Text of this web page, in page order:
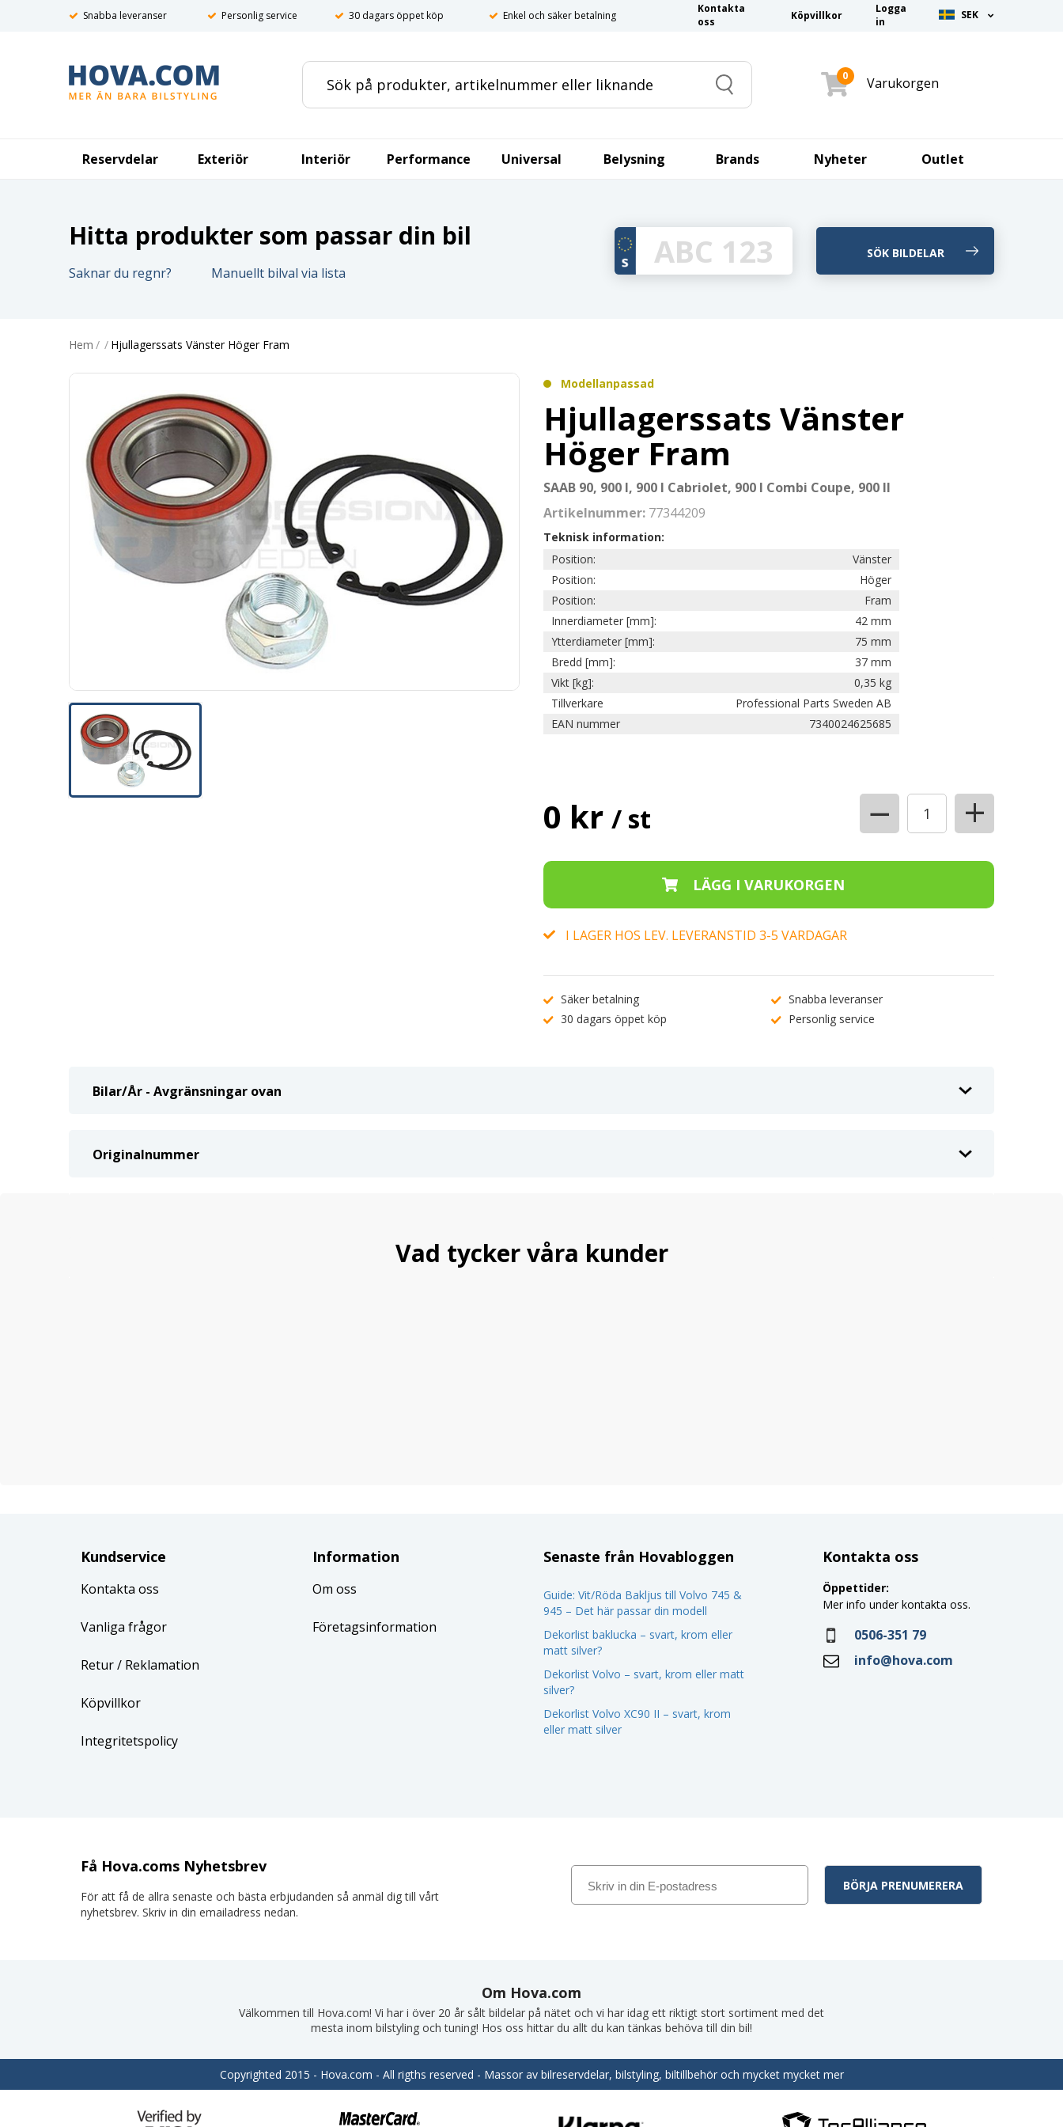
Snabba leveranser Personlig service 30 dagars öppet köp Enkel och säker betalning
Kontakta
oss
Köpvillkor
Logga
in
SEK
Search
0 Varukorgen
Reservdelar Exteriör Interiör Performance Universal Belysning Brands Nyheter Outlet
Hitta produkter som passar din bil
Saknar du regnr? Manuellt bilval via lista
Hem / / Hjullagerssats Vänster Höger Fram
Modellanpassad
Hjullagerssats Vänster
Höger Fram
SAAB 90, 900 I, 900 I Cabriolet, 900 I Combi Coupe, 900 II
Artikelnummer: 77344209
Teknisk information:
Position:
Vänster
Position:
Höger
Position:
Fram
Innerdiameter [mm]:
42 mm
Ytterdiameter [mm]:
75 mm
Bredd [mm]:
37 mm
Vikt [kg]:
0,35 kg
Tillverkare
Professional Parts Sweden AB
EAN nummer
7340024625685
0 kr / st − +
I LAGER HOS LEV. LEVERANSTID 3-5 VARDAGAR
Säker betalning
Snabba leveranser
30 dagars öppet köp
Personlig service
Bilar/År - Avgränsningar ovan
Originalnummer
Vad tycker våra kunder
Kundservice
Kontakta oss
Vanliga frågor
Retur/ Reklamation
Köpvillkor
Integritetspolicy
Information
Om oss
Företagsinformation
Senaste från Hovabloggen
Guide: Vit/Röda Bakljus till Volvo 745 &
945 – Det här passar din modell
Dekorlist baklucka – svart, krom eller
matt silver?
Dekorlist Volvo – svart, krom eller matt
silver?
Dekorlist Volvo XC90 II – svart, krom
eller matt silver
Kontakta oss
Öppettider:
Mer info under kontakta oss.
0506-351 79
info@hova.com
Få Hova.coms Nyhetsbrev
För att få de allra senaste och bästa erbjudanden så anmäl dig till vårt
nyhetsbrev. Skriv in din emailadress nedan.
Om Hova.com
Välkommen till Hova.com! Vi har i över 20 år sålt bildelar på nätet och vi har idag ett riktigt stort sortiment med det
mesta inom bilstyling och tuning! Hos oss hittar du allt du kan tänkas behöva till din bil!
Copyrighted 2015 - Hova.com - All rigths reserved - Massor av bilreservdelar, bilstyling, biltillbehör och mycket mycket mer